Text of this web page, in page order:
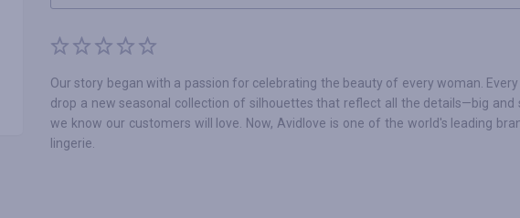
Our story began with a passion for celebrating the beauty of every woman.
drop a new seasonal collection of silhouettes that reflect all the details—big
we know our customers will love. Now, Avidlove is one of the world's leading
lingerie.